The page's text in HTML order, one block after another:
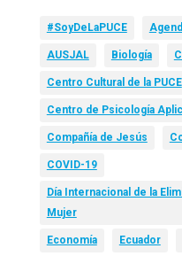
#SoyDeLaPUCE
AUSJAL Biología
Centro Cultural de la PUCE
Centro de Psicología
Compañía de Jesús
COVID-19
Día Internacional de la
Mujer
Economía Ecuador